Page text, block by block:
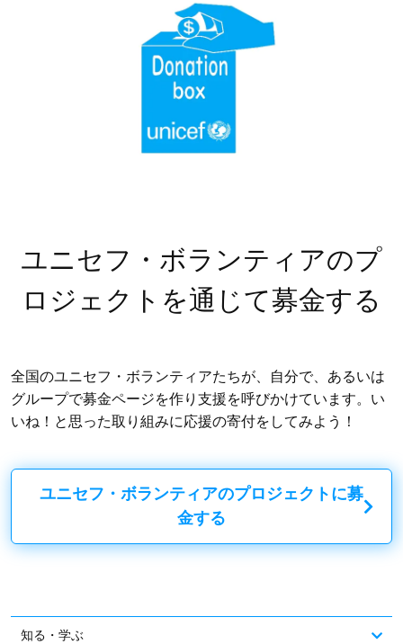
ユニセフ・ボランティアのプ
ロジェクトを通じて募金する
全国のユニセフ・ボランティアたちが、自分で、あるいは
グループで募金ページを作り支援を呼びかけています。い
いね！と思った取り組みに応援の寄付をしてみよう！
ユニセフ・ボランティアのプロジェクトに募
金する
知る・学ぶ